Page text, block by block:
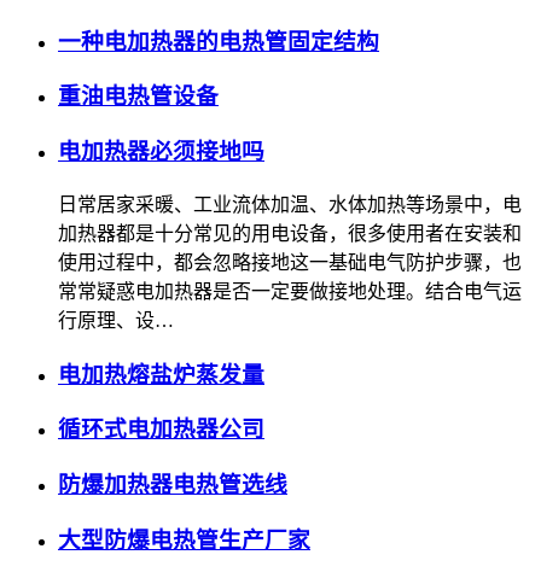
一种电加热器的电热管固定结构
重油电热管设备
电加热器必须接地吗
日常居家采暖、工业流体加温、水体加热等场景中，电
加热器都是十分常见的用电设备，很多使用者在安装和
使用过程中，都会忽略接地这一基础电气防护步骤，也
常常疑惑电加热器是否一定要做接地处理。结合电气运
行原理、设…
电加热熔盐炉蒸发量
循环式电加热器公司
防爆加热器电热管选线
大型防爆电热管生产厂家